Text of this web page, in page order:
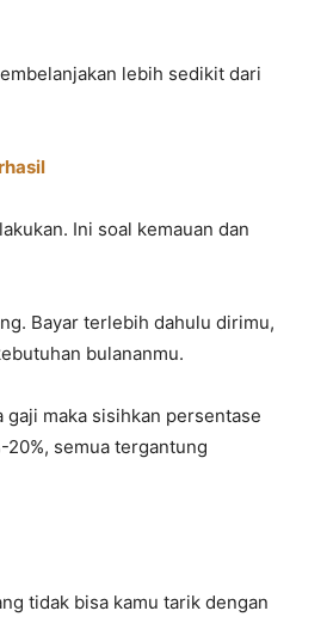
lebih sedikit dari
Ini soal kemauan dan
Bayar terlebih dahulu dirimu,
bulananmu.
gaji maka sisihkan persentase
20%, semua tergantung
tidak bisa kamu tarik dengan